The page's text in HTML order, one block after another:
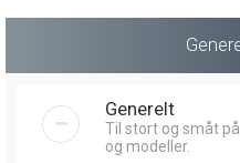
Generelt
Til stort og småt
og modeller.